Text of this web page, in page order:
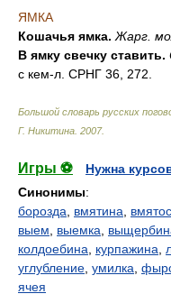
ЯМКА
Кошачья ямка. Жарг.
В ямку свечку ставить.
с кем-л. СРНГ 36, 272.
Большой словарь русских
Г. Никитина 2007.
Игры ⚽
Нужна
Синонимы:
борозда
вмятина
выем
выемка
колдоебина
курпажина
углубление умилка
ячея